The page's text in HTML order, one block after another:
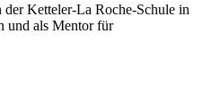
Ketteler-La Roche-Schule in
und als Mentor für